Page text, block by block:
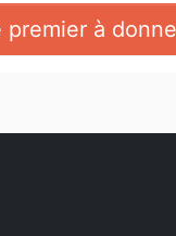
premier à